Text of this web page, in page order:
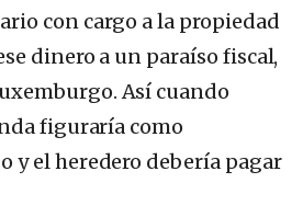
con cargo a la propiedad
dinero a un paraíso fiscal,
Así cuando
figuraría como
y el heredero debería pagar